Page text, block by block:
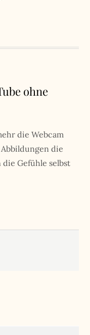
ohne
die Webcam
die
Gefühle selbst